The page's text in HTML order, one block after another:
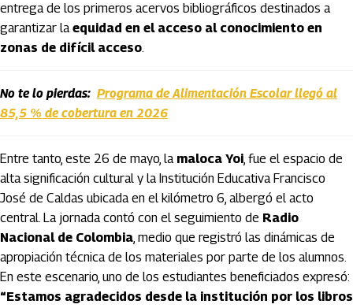
entrega de los primeros acervos bibliográficos destinados a
garantizar laequidad en el acceso al conocimiento en
zonas de difícil acceso.
No te lo pierdas: Programa de Alimentación Escolar llegó al
85,5 % de cobertura en 2026
Entre tanto, este 26 de mayo, la maloca Yoi, fue el espacio de
alta significación cultural y la Institución Educativa Francisco
José de Caldas ubicada en el kilómetro 6, albergó el acto
central. La jornada contó con el seguimiento de Radio
Nacional de Colombia, medio que registró las dinámicas de
apropiación técnica de los materiales por parte de los alumnos.
En este escenario, uno de los estudiantes beneficiados expresó:
“Estamos agradecidos desde la institución por los libros